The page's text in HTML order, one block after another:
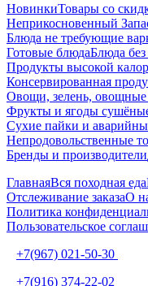
НовинкиТовары со
Неприкосновенный
Блюда не требующие
Готовые блюдаБлюда без
Продукты высокой
Консервированная
Овощи, зелень,
Фрукты и ягоды
Сухие пайки и
Непродовольственные
Бренды и производители
ГлавнаяВся походная еда
Отслеживание заказаО
Политика
Пользовательское
+7(967) 021-50-30
+7(916) 374-22-02